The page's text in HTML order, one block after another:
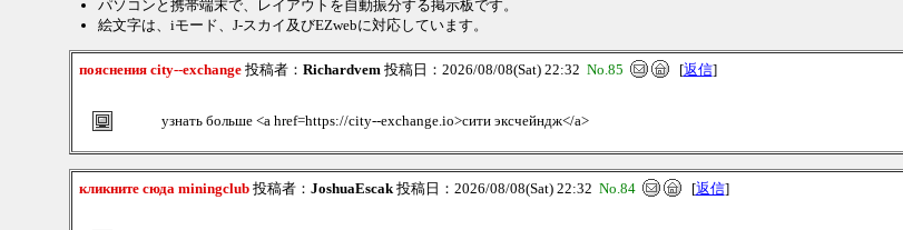
パソコンと携帯端末で、レイアウトを自動振分する掲示板です。
絵文字は、iモード、J-スカイ及びEZwebに対応しています。
пояснения city--exchange投稿者： Richardvem投稿日：2026/08/08(Sat) 22:32 No.85 [返信]
узнать больше <a href=https://city--exchange.io>сити эксчейндж</a>
кликните сюда miningclub投稿者： JoshuaEscak投稿日：2026/08/08(Sat) 22:32 No.84 [返信]